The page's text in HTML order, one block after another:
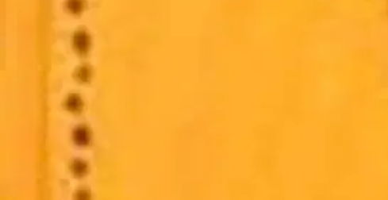
Anna palautetta
Nouto myymälästä ilman toimituskuluja.
Asiakasomistajalle Bonusta jopa 5 %.*
Verkkokauppa